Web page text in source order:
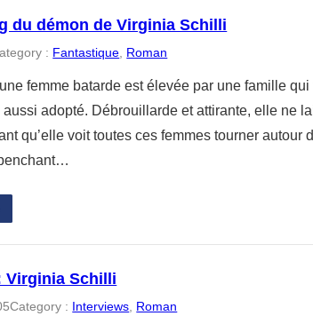
du démon de Virginia Schilli
: Fantastique Roman
femme batarde est élevée par une famille
adopté. Débrouillarde et attirante, elle ne
qu’elle voit toutes ces femmes tourner autour
Virginia Schilli
Category : Interviews Roman